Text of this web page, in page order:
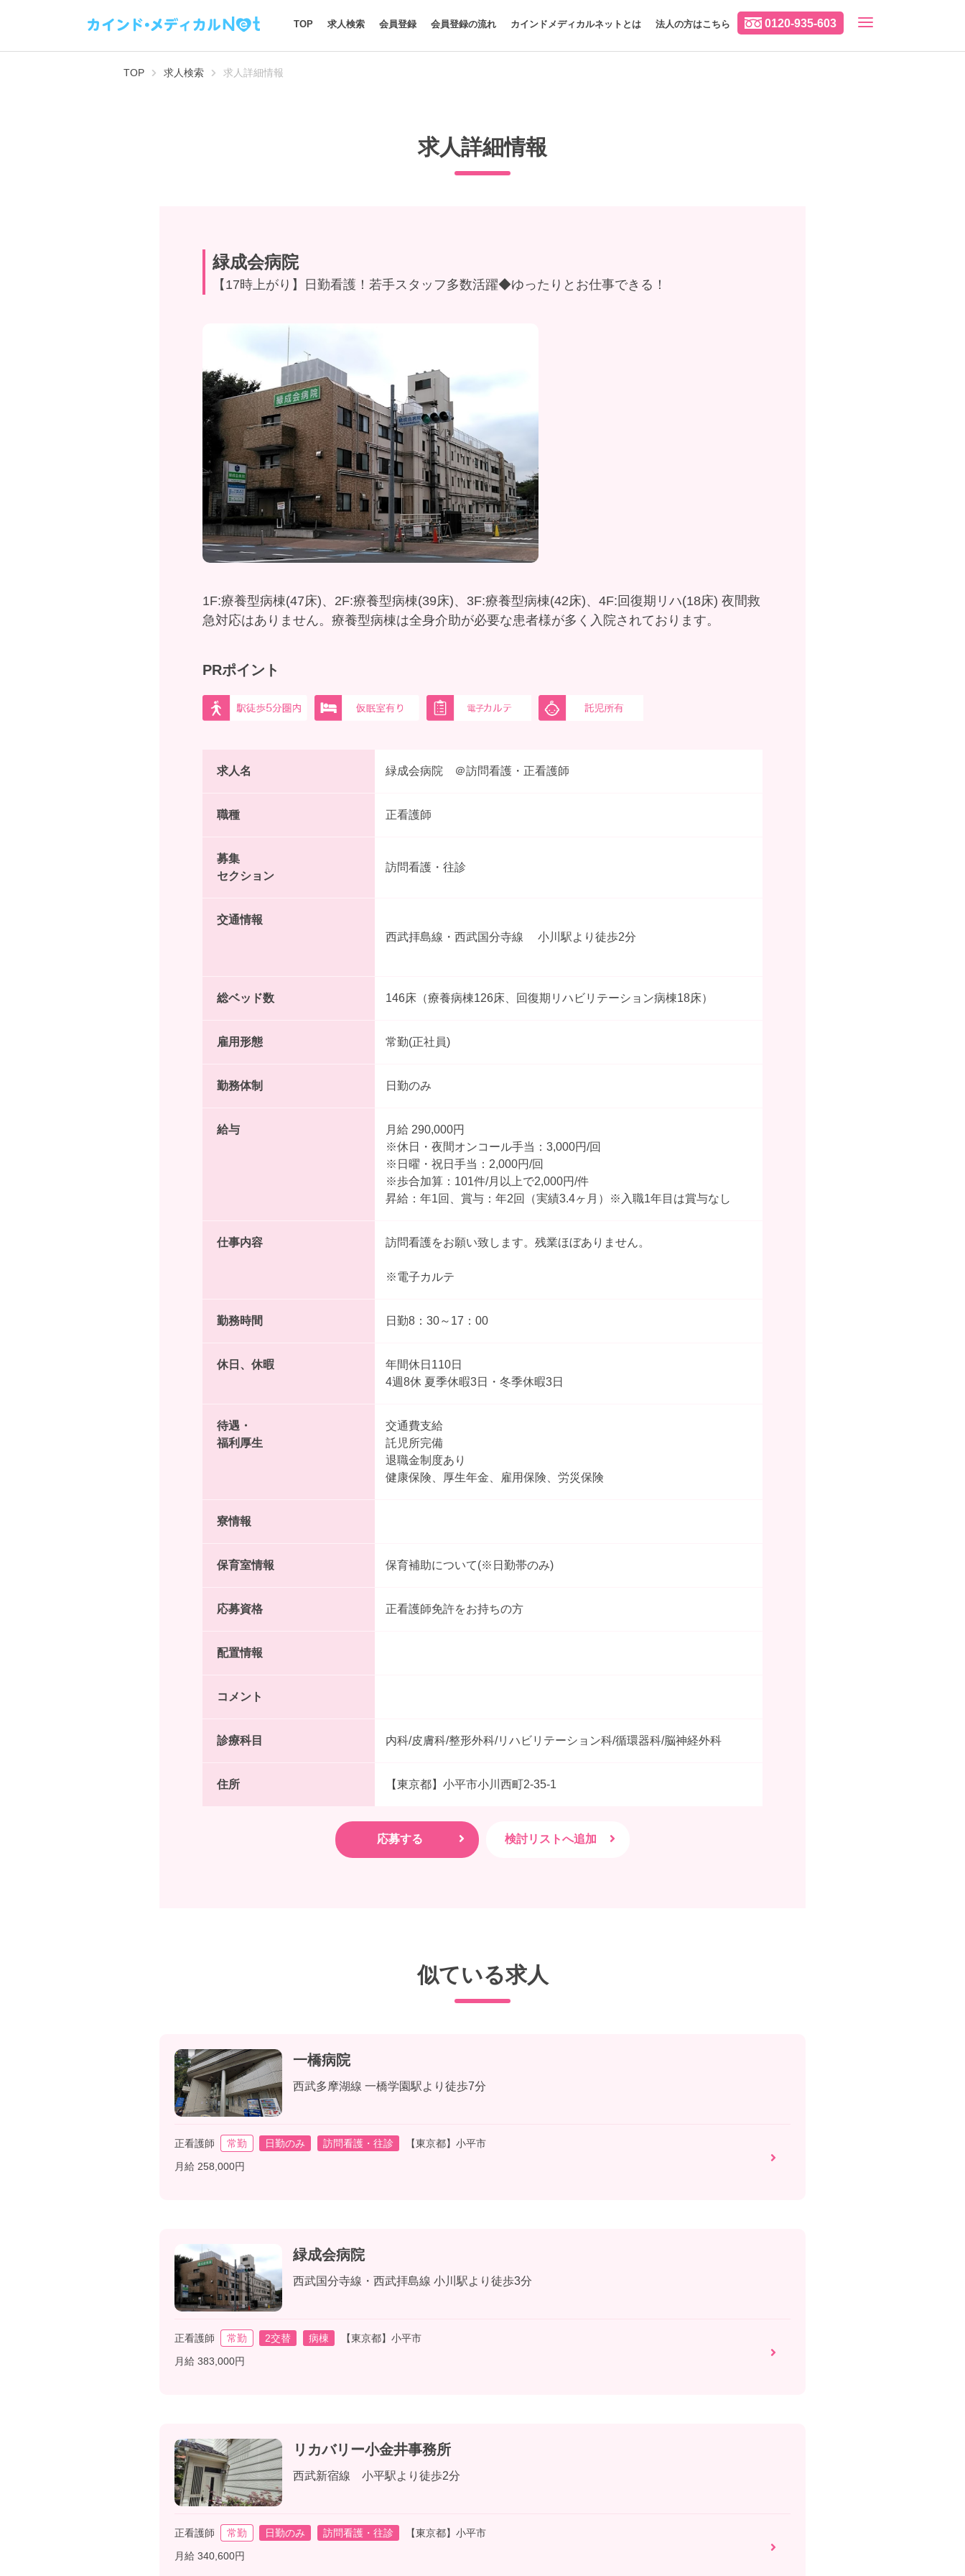
0120-935-603
TOP 求人検索 会員登録 会員登録の流れ カインドメディカルネットとは 法人の方はこちら
TOP 求人検索 求人詳細情報
求人詳細情報
緑成会病院
【17時上がり】日勤看護！若手スタッフ多数活躍◆ゆったりとお仕事できる！
1F:療養型病棟(47床)、2F:療養型病棟(39床)、3F:療養型病棟(42床)、4F:回復期リハ(18床) 夜間救
急対応はありません。療養型病棟は全身介助が必要な患者様が多く入院されております。
PRポイント
求人名 緑成会病院 ＠訪問看護・正看護師
職種 正看護師
募集
セクション
訪問看護・往診
交通情報
西武拝島線・西武国分寺線 小川駅より徒歩2分
総ベッド数 146床（療養病棟126床、回復期リハビリテーション病棟18床）
雇用形態 常勤(正社員)
勤務体制 日勤のみ
給与
月給 290,000円
※休日・夜間オンコール手当：3,000円/回
※日曜・祝日手当：2,000円/回
※歩合加算：101件/月以上で2,000円/件
昇給：年1回、賞与：年2回（実績3.4ヶ月）※入職1年目は賞与なし
仕事内容 訪問看護をお願い致します。残業ほぼありません。
※電子カルテ
勤務時間 日勤8：30～17：00
休日、休暇
年間休日110日
4週8休 夏季休暇3日・冬季休暇3日
待遇・
福利厚生
交通費支給
託児所完備
退職金制度あり
健康保険、厚生年金、雇用保険、労災保険
寮情報
保育室情報 保育補助について(※日勤帯のみ)
応募資格 正看護師免許をお持ちの方
配置情報
コメント
診療科目 内科/皮膚科/整形外科/リハビリテーション科/循環器科/脳神経外科
住所 【東京都】小平市小川西町2-35-1
似ている求人
一橋病院
西武多摩湖線 一橋学園駅より徒歩7分
正看護師 常勤 日勤のみ 訪問看護・往診
【東京都】小平市
月給 258,000円
緑成会病院
西武国分寺線・西武拝島線 小川駅より徒歩3分
正看護師 常勤 2交替 病棟
【東京都】小平市
月給 383,000円
リカバリー小金井事務所
西武新宿線 小平駅より徒歩2分
正看護師 常勤 日勤のみ 訪問看護・往診
【東京都】小平市
月給 340,600円